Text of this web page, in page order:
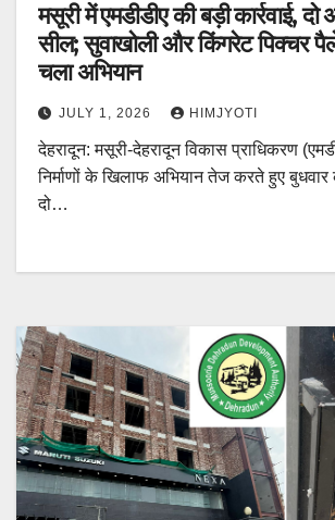
मसूरी में एमडीडीए की बड़ी कार्रवाई,
सील; सुवाखोली और किंगरेट पिक्चर
चला अभियान
JULY 1, 2026 HIMJYOTI
देहरादून: मसूरी-देहरादून विकास प्राधिकरण
निर्माणों के खिलाफ अभियान तेज करते हुए बुधवार
दो…